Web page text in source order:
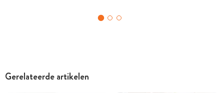
Gerelateerde artikelen